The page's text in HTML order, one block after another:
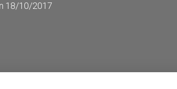
18/10/2017